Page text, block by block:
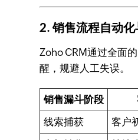
2.销售流程自动
Zoho CRM通过全面
醒，规避人工失误。
销售漏斗阶段
线索捕获
客户